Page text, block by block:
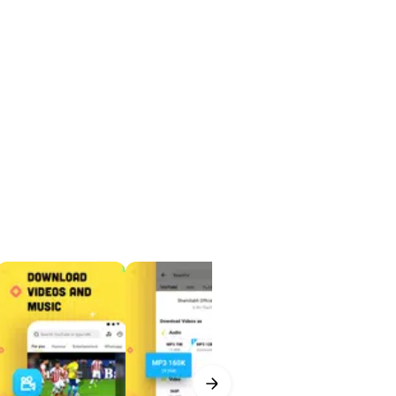
Facebook, Twitter, TikTok,
yapmak zorunda kalmaz.
bir içeriği daha sonra internet
hızlıca listelenir. Video
hale getirir. Yine de her
indirmesi gerekir.